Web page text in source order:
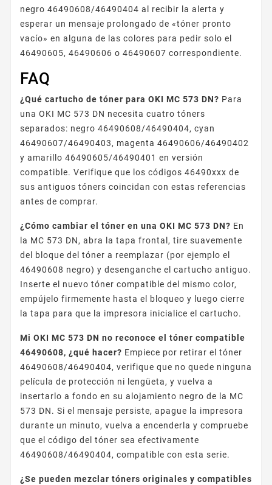
negro 46490608/46490404 al recibir la alerta y
esperar un mensaje prolongado de «tóner pronto
vacío» en alguna de las colores para pedir solo el
46490605, 46490606 o 46490607 correspondiente.
FAQ
¿Qué cartucho de tóner para OKI MC 573 DN? Para
una OKI MC 573 DN necesita cuatro tóners
separados: negro 46490608/46490404, cyan
46490607/46490403, magenta 46490606/46490402
y amarillo 46490605/46490401 en versión
compatible. Verifique que los códigos 46490xxx de
sus antiguos tóners coincidan con estas referencias
antes de comprar.
¿Cómo cambiar el tóner en una OKI MC 573 DN? En
la MC 573 DN, abra la tapa frontal, tire suavemente
del bloque del tóner a reemplazar (por ejemplo el
46490608 negro) y desenganche el cartucho antiguo.
Inserte el nuevo tóner compatible del mismo color,
empújelo firmemente hasta el bloqueo y luego cierre
la tapa para que la impresora inicialice el cartucho.
Mi OKI MC 573 DN no reconoce el tóner compatible
46490608, ¿qué hacer? Empiece por retirar el tóner
46490608/46490404, verifique que no quede ninguna
película de protección ni lengüeta, y vuelva a
insertarlo a fondo en su alojamiento negro de la MC
573 DN. Si el mensaje persiste, apague la impresora
durante un minuto, vuelva a encenderla y compruebe
que el código del tóner sea efectivamente
46490608/46490404, compatible con esta serie.
¿Se pueden mezclar tóners originales y compatibles